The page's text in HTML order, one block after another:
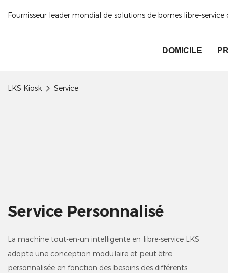
Fournisseur leader mondial de solutions de bornes libre-
DOMICILE
LKS Kiosk Service
Service Personnalisé
La machine tout-en-un intelligente en libre-service LKS
adopte une conception modulaire et peut être
personnalisée en fonction des besoins des différents